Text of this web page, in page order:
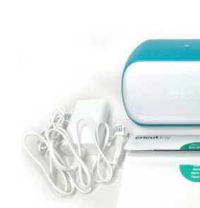
Plotter Cricut Joy